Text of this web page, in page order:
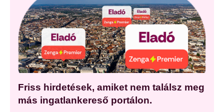
Friss hirdetések, amiket nem találsz meg
más ingatlankereső portálon.